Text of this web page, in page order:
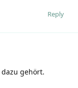
Reply
dazu gehört.